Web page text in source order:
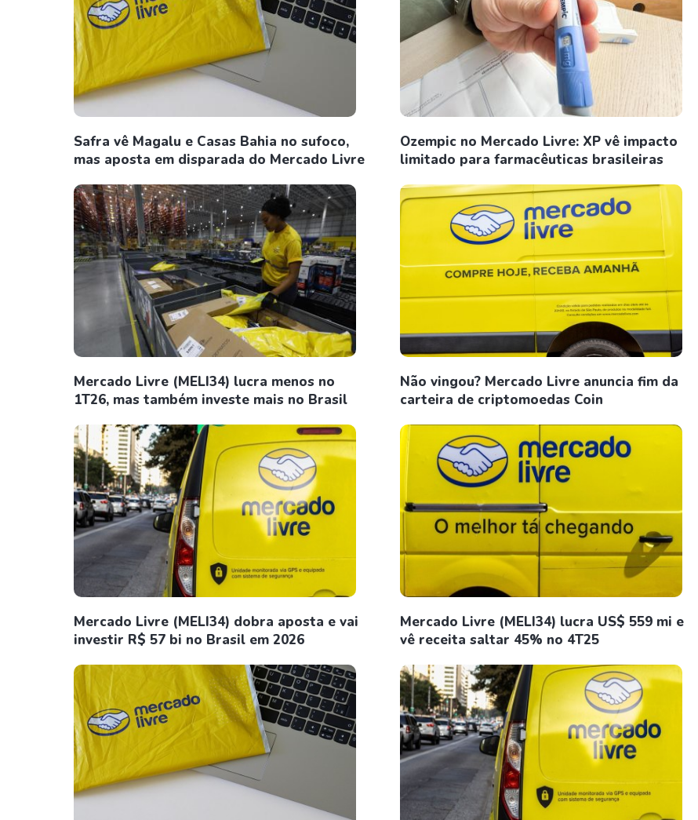
Safra vê Magalu e Casas Bahia no sufoco,
mas aposta em disparada do Mercado Livre
Ozempic no Mercado Livre: XP vê impacto
limitado para farmacêuticas brasileiras
Mercado Livre (MELI34) lucra menos no
1T26, mas também investe mais no Brasil
Não vingou? Mercado Livre anuncia fim da
carteira de criptomoedas Coin
Mercado Livre (MELI34) dobra aposta e vai
investir R$ 57 bi no Brasil em 2026
Mercado Livre (MELI34) lucra US$ 559 mi e
vê receita saltar 45% no 4T25